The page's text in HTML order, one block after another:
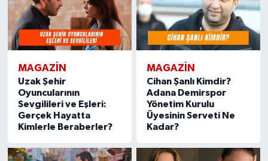
MAGAZIN
Uzak Şehir
Oyuncularının
Sevgilileri ve Eşleri:
Gerçek Hayatta
Kimlerle Beraberler?
MAGAZIN
Cihan Şanlı Kimdir?
Adana Demirspor
Yönetim Kurulu
Üyesinin Serveti Ne
Kadar?